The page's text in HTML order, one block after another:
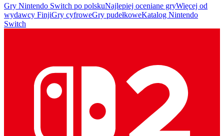
Gry Nintendo Switch po polskuNajlepiej oceniane gryWięcej od
wydawcy FinjiGry cyfroweGry pudełkoweKatalog Nintendo
Switch